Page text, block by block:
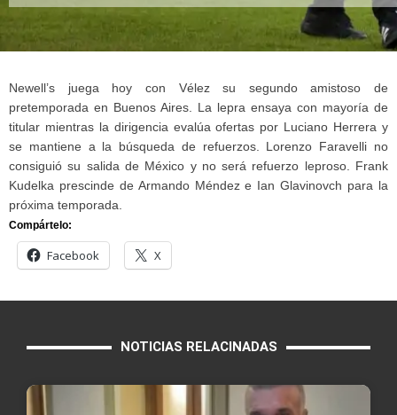
Newell’s juega hoy con Vélez su segundo amistoso de
pretemporada en Buenos Aires. La lepra ensaya con mayoría de
titular mientras la dirigencia evalúa ofertas por Luciano Herrera y
se mantiene a la búsqueda de refuerzos. Lorenzo Faravelli no
consiguió su salida de México y no será refuerzo leproso. Frank
Kudelka prescinde de Armando Méndez e Ian Glavinovch para la
próxima temporada.
Compártelo:
Facebook X
NOTICIAS RELACINADAS